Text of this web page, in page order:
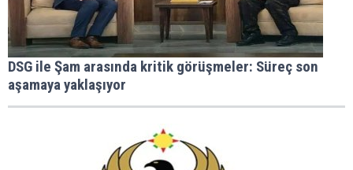
DSG ile Şam arasında kritik görüşmeler: Süreç son
aşamaya yaklaşıyor